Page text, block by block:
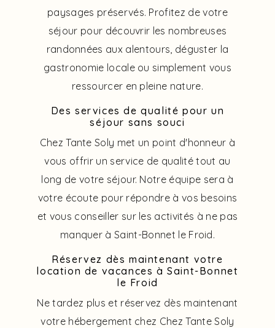
paysages préservés. Profitez de votre
séjour pour découvrir les nombreuses
randonnées aux alentours, déguster la
gastronomie locale ou simplement vous
ressourcer en pleine nature.
Des services de qualité pour un
séjour sans souci
Chez Tante Soly met un point d'honneur à
vous offrir un service de qualité tout au
long de votre séjour. Notre équipe sera à
votre écoute pour répondre à vos besoins
et vous conseiller sur les activités à ne pas
manquer à Saint-Bonnet le Froid.
Réservez dès maintenant votre
location de vacances à Saint-Bonnet
le Froid
Ne tardez plus et réservez dès maintenant
votre hébergement chez Chez Tante Soly